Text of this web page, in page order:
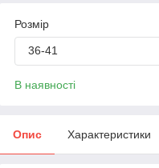
Розмір
36-41
В наявності
Опис Характеристики